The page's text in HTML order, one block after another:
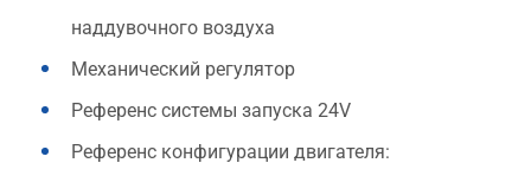
наддувочного воздуха
Механический регулятор
Референс системы запуска 24V
Референс конфигурации двигателя: